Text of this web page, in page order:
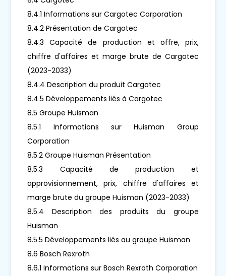
8.4.1 Informations sur Cargotec Corporation
8.4.2 Présentation de Cargotec
8.4.3 Capacité de production et offre, prix,
chiffre d'affaires et marge brute de Cargotec
(2023-2033)
8.4.4 Description du produit Cargotec
8.4.5 Développements liés à Cargotec
8.5 Groupe Huisman
8.5.1 Informations sur Huisman Group
Corporation
8.5.2 Groupe Huisman Présentation
8.5.3 Capacité de production et
approvisionnement, prix, chiffre d'affaires et
marge brute du groupe Huisman (2023-2033)
8.5.4 Description des produits du groupe
Huisman
8.5.5 Développements liés au groupe Huisman
8.6 Bosch Rexroth
8.6.1 Informations sur Bosch Rexroth Corporation